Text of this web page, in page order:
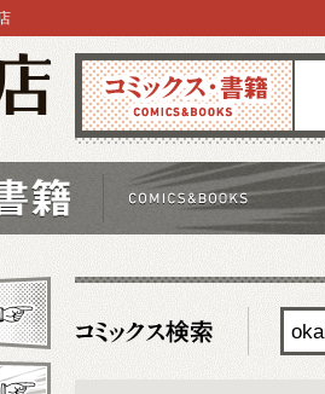
コミックス 雑誌